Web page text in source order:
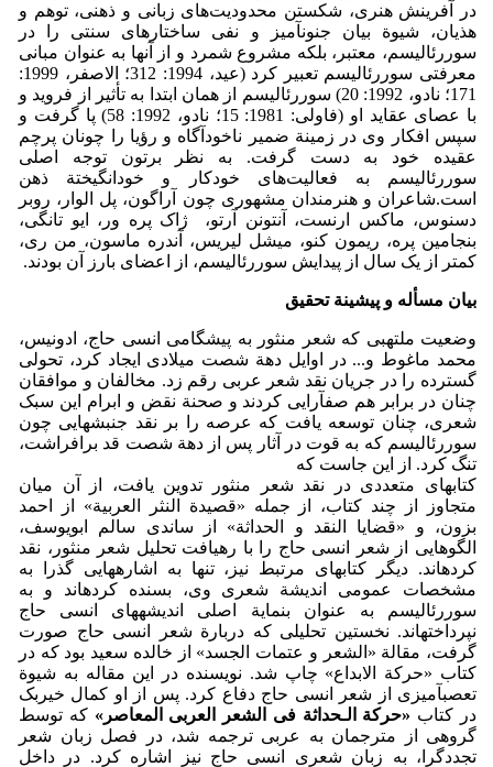
در آفرینش هنری، شکستن محدودیت‌های زبانی و ذهنی، توهم و
هذیان، شیوة بیان جنون­آمیز و نفی ساختارهای سنتی را در
سوررئالیسم، معتبر، بلکه مشروع شمرد و از آنها به عنوان مبانی
معرفتی سوررئالیسم تعبیر کرد (عید، 1994: 312؛ الاصفر، 1999:
171؛ نادو، 1992: 20) سوررئالیسم از همان ابتدا به تأثیر از فروید و
با عصای عقاید او (فاولی: 1981: 15؛ نادو، 1992: 58) پا گرفت و
سپس افکار وی در زمینة ضمیر ناخودآگاه و رؤیا را چونان پرچم
عقیده خود به دست گرفت. به نظر برتون توجه اصلی
سوررئالیسم به فعالیت‌های خودکار و خودانگیختة ذهن
است.شاعران و هنرمندان مشهوری چون آراگون، پل الوار، روبر
دسنوس، ماکس ارنست، آنتونن آرتو، ژاک پره ور، ایو تانگی،
بنجامین پره، ریمون کنو، میشل لیریس، آندره ماسون، من ری،
کمتر از یک سال از پیدایش سوررئالیسم، از اعضای بارز آن بودند.
بیان مسأله و پیشینة تحقیق
وضعیت ملتهبی که شعر منثور به پیشگامی انسی حاج، ادونیس،
محمد ماغوط و... در اوایل دهة شصت میلادی ایجاد کرد، تحولی
گسترده را در جریان نقد شعر عربی رقم زد. مخالفان و موافقان
چنان در برابر هم صف­آرایی کردند و صحنة نقض و ابرام این سبک
شعری، چنان توسعه یافت که عرصه را بر نقد جنبش­هایی چون
سوررئالیسم که به قوت در آثار پس از دهة شصت­ قد برافراشت،
تنگ کرد. از این جاست که
کتاب­های متعددی در نقد شعر منثور تدوین یافت، از آن میان
متجاوز از چند کتاب، از جمله «قصیدة النثر العربیة» از احمد
بزون، و «قضایا النقد و الحداثة» از ساندی سالم ابویوسف،
الگوهایی از شعر انسی حاج را با رهیافت تحلیل شعر منثور، نقد
کرده­اند. دیگر کتاب­های مرتبط نیز، تنها به اشاره­هایی گذرا به
مشخصات عمومی اندیشة شعری وی، بسنده کرده­اند و به
سوررئالیسم به عنوان بن­مایة اصلی اندیشه­های انسی حاج
نپرداخته­اند. نخستین تحلیلی که دربارة شعر انسی حاج صورت
گرفت، مقالة «الشعر و عتمات الجسد» از خالده سعید بود که در
کتاب «حرکة الابداع» چاپ شد. نویسنده در این مقاله به شیوة
تعصب­آمیزی از شعر انسی حاج دفاع کرد. پس از او کمال خیربک
در کتاب «حرکة الـحداثة فی الشعر العربی المعاصر» که توسط
گروهی از مترجمان به عربی ترجمه شد، در فصل زبان شعر
تجددگرا، به زبان شعری انسی حاج نیز اشاره کرد. در داخل